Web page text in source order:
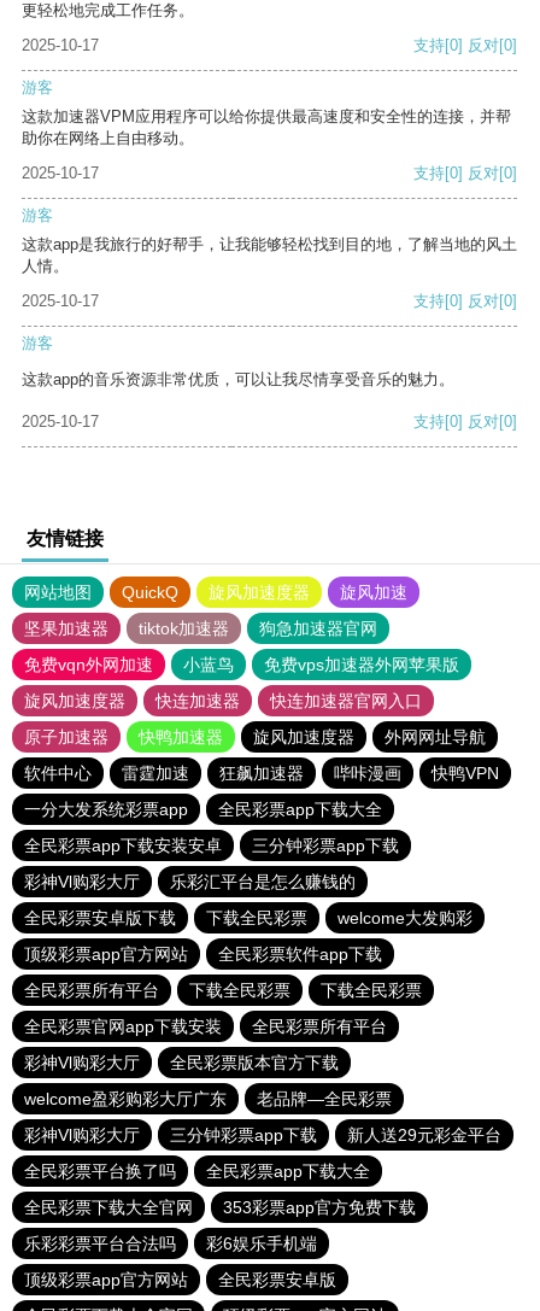
更轻松地完成工作任务。
2025-10-17
支持[0] 反对[0]
游客
这款加速器VPM应用程序可以给你提供最高速度和安全性的连接，并帮
助你在网络上自由移动。
2025-10-17
支持[0] 反对[0]
游客
这款app是我旅行的好帮手，让我能够轻松找到目的地，了解当地的风土
人情。
2025-10-17
支持[0] 反对[0]
游客
这款app的音乐资源非常优质，可以让我尽情享受音乐的魅力。
2025-10-17 支持[0] 反对[0]
友情链接
网站地图 QuickQ 旋风加速度器
旋风加速
坚果加速器
tiktok加速器
狗急加速器官网
免费vqn外网加速
小蓝鸟
免费vps加速器外网苹果版
旋风加速度器
快连加速器
快连加速器官网入口
原子加速器
快鸭加速器 旋风加速度器
外网网址导航
软件中心
雷霆加速 狂飙加速器 哔咔漫画
快鸭VPN
一分大发系统彩票app
全民彩票app下载大全
全民彩票app下载安装安卓
三分钟彩票app下载
彩神Vl购彩大厅
乐彩汇平台是怎么赚钱的
全民彩票安卓版下载
下载全民彩票
welcome大发购彩
顶级彩票app官方网站
全民彩票软件app下载
全民彩票所有平台
下载全民彩票
下载全民彩票
全民彩票官网app下载安装
全民彩票所有平台
彩神Vl购彩大厅
全民彩票版本官方下载
welcome盈彩购彩大厅广东
老品牌—全民彩票
彩神Vl购彩大厅
三分钟彩票app下载
新人送29元彩金平台
全民彩票平台换了吗
全民彩票app下载大全
全民彩票下载大全官网
353彩票app官方免费下载
乐彩彩票平台合法吗
彩6娱乐手机端
顶级彩票app官方网站
全民彩票安卓版